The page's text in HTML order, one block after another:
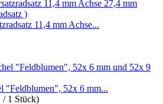
11,4 mm Achse...
"Feldblumen", 52x 6 mm...
1 Stück)